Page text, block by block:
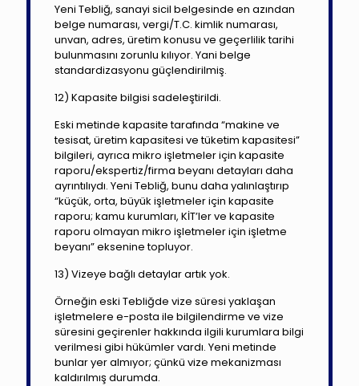
Yeni Tebliğ, sanayi sicil belgesinde en azından
belge numarası, vergi/T.C. kimlik numarası,
unvan, adres, üretim konusu ve geçerlilik tarihi
bulunmasını zorunlu kılıyor. Yani belge
standardizasyonu güçlendirilmiş.
12) Kapasite bilgisi sadeleştirildi.
Eski metinde kapasite tarafında “makine ve
tesisat, üretim kapasitesi ve tüketim kapasitesi”
bilgileri, ayrıca mikro işletmeler için kapasite
raporu/ekspertiz/firma beyanı detayları daha
ayrıntılıydı. Yeni Tebliğ, bunu daha yalınlaştırıp
“küçük, orta, büyük işletmeler için kapasite
raporu; kamu kurumları, KİT’ler ve kapasite
raporu olmayan mikro işletmeler için işletme
beyanı” eksenine topluyor.
13) Vizeye bağlı detaylar artık yok.
Örneğin eski Tebliğde vize süresi yaklaşan
işletmelere e-posta ile bilgilendirme ve vize
süresini geçirenler hakkında ilgili kurumlara bilgi
verilmesi gibi hükümler vardı. Yeni metinde
bunlar yer almıyor; çünkü vize mekanizması
kaldırılmış durumda.